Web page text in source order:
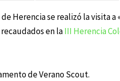
Herencia se realizó la visita a
en laIII Herencia
de Verano Scout.